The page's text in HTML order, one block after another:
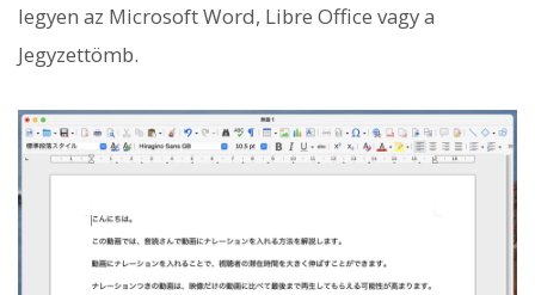
legyen az Microsoft Word, Libre Office vagy a
Jegyzettömb.